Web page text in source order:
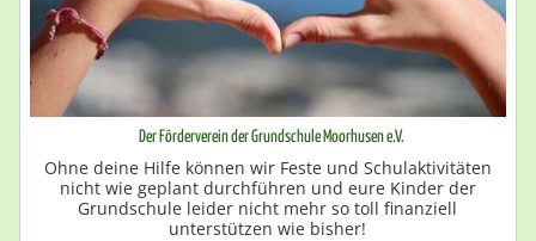
Der Förderverein der Grundschule Moorhusen e.V.
Ohne deine Hilfe können wir Feste und Schulaktivitäten
nicht wie geplant durchführen und eure Kinder der
Grundschule leider nicht mehr so toll finanziell
unterstützen wie bisher!